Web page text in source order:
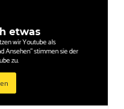
etwas
wir Youtube als
Ansehen" stimmen sie der
zu.